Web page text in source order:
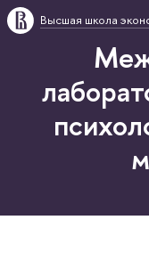
Высшая школа